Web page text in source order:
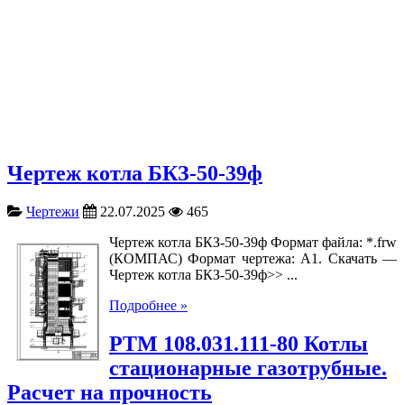
Чертеж котла БКЗ-50-39ф
Чертежи 22.07.2025
465
Чертеж котла БКЗ-50-39ф Формат файла: *.frw
(КОМПАС) Формат чертежа: А1. Скачать —
Чертеж котла БКЗ-50-39ф>> ...
Подробнее »
РТМ 108.031.111-80 Котлы
стационарные газотрубные.
Расчет на прочность